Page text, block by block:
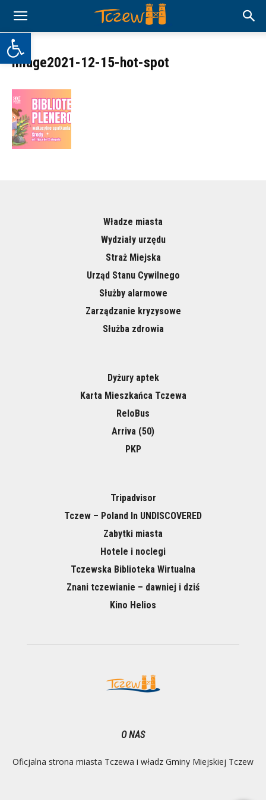
Otwórz pasek narzędzi
image2021-12-15-hot-spot
Władze miasta
Wydziały urzędu
Straż Miejska
Urząd Stanu Cywilnego
Służby alarmowe
Zarządzanie kryzysowe
Służba zdrowia
Dyżury aptek
Karta Mieszkańca Tczewa
ReloBus
Arriva (50)
PKP
Tripadvisor
Tczew – Poland In UNDISCOVERED
Zabytki miasta
Hotele i noclegi
Tczewska Biblioteka Wirtualna
Znani tczewianie – dawniej i dziś
Kino Helios
O NAS
Oficjalna strona miasta Tczewa i władz Gminy Miejskiej Tczew